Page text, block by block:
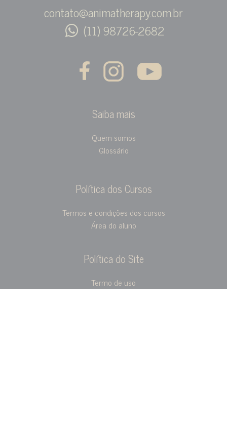
contato@animatherapy.com.br
(11) 98726-2682
Saiba mais
Quem somos
Glossário
Política dos Cursos
Termos e condições dos cursos
Área do aluno
Política do Site
Termo de uso